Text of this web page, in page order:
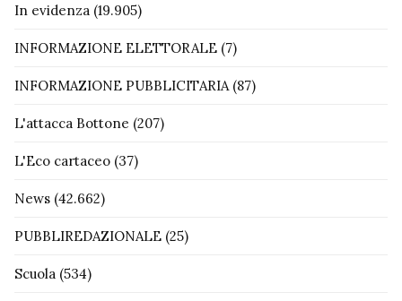
In evidenza (19.905)
INFORMAZIONE ELETTORALE (7)
INFORMAZIONE PUBBLICITARIA(87)
L'attacca Bottone (207)
L'Eco cartaceo (37)
News (42.662)
PUBBLIREDAZIONALE (25)
Scuola (534)